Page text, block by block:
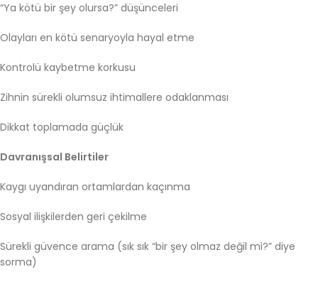
“Ya kötü bir şey olursa?” düşünceleri
Olayları en kötü senaryoyla hayal etme
Kontrolü kaybetme korkusu
Zihnin sürekli olumsuz ihtimallere odaklanması
Dikkat toplamada güçlük
Davranışsal Belirtiler
Kaygı uyandıran ortamlardan kaçınma
Sosyal ilişkilerden geri çekilme
Sürekli güvence arama (sık sık “bir şey olmaz değil mi?” diye
sorma)